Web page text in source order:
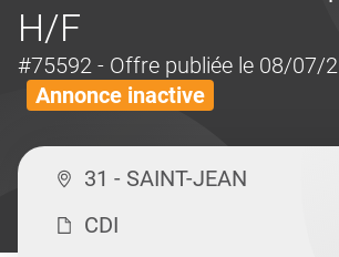
H/F
#75592 - Offre publiée le 08/07/
Annonce inactive
31 - SAINT-JEAN
CDI